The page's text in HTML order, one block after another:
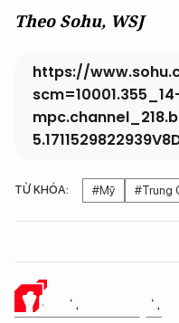
Theo Sohu, WSJ
https://
TỪ KHÓA: #Mỹ #Trung
Ý KIẾN CỦA BẠN